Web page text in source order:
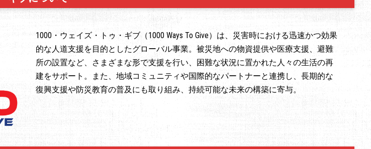
1000・ウェイズ・トゥ・ギブ（1000 Ways To Give）は、災害時における迅速かつ効果
的な人道支援を目的としたグローバル事業。被災地への物資提供や医療支援、避難
所の設置など、さまざまな形で支援を行い、困難な状況に置かれた人々の生活の再
建をサポート。また、地域コミュニティや国際的なパートナーと連携し、長期的な
復興支援や防災教育の普及にも取り組み、持続可能な未来の構築に寄与。